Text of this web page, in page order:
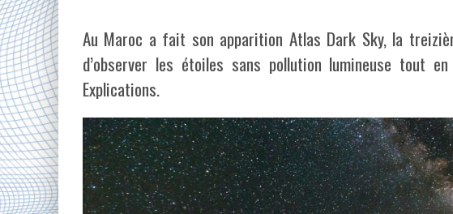
Au Maroc a fait son apparition Atlas Dark Sky, la
d’observer les étoiles sans pollution lumineuse tout en
Explications.